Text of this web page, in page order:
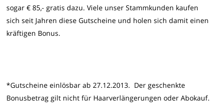
sogar € 85,- gratis dazu. Viele unser Stammkunden kaufen
sich seit Jahren diese Gutscheine und holen sich damit einen
kräftigen Bonus.
*Gutscheine einlösbar ab 27.12.2013. Der geschenkte
Bonusbetrag gilt nicht für Haarverlängerungen oder Abokauf.